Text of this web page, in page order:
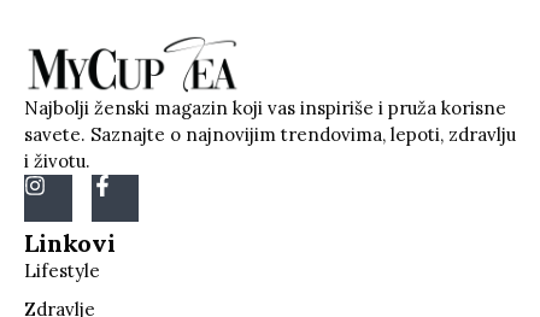
Najbolji ženski magazin koji vas inspiriše i pruža korisne
savete. Saznajte o najnovijim trendovima, lepoti, zdravlju
i životu.
Linkovi
Lifestyle
Zdravlje